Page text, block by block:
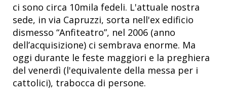
ci sono circa 10mila fedeli. L'attuale nostra
sede, in via Capruzzi, sorta nell'ex edificio
dismesso “Anfiteatro”, nel 2006 (anno
dell’acquisizione) ci sembrava enorme. Ma
oggi durante le feste maggiori e la preghiera
del venerdì (l'equivalente della messa per i
cattolici), trabocca di persone.